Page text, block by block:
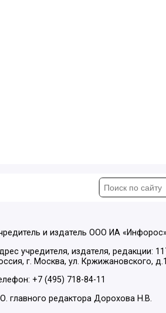
и издатель ООО ИА
учредителя, издателя, редакции:
г. Москва, ул. Кржижановского,
+7 (495) 718-84-11
главного редактора Дорохова Н.В.